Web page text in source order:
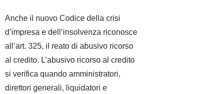
Anche il nuovo Codice della crisi
d’impresa e dell’insolvenza riconosce
all’art. 325, il reato di abusivo ricorso
al credito. L’abusivo ricorso al credito
si verifica quando amministratori,
direttori generali, liquidatori e